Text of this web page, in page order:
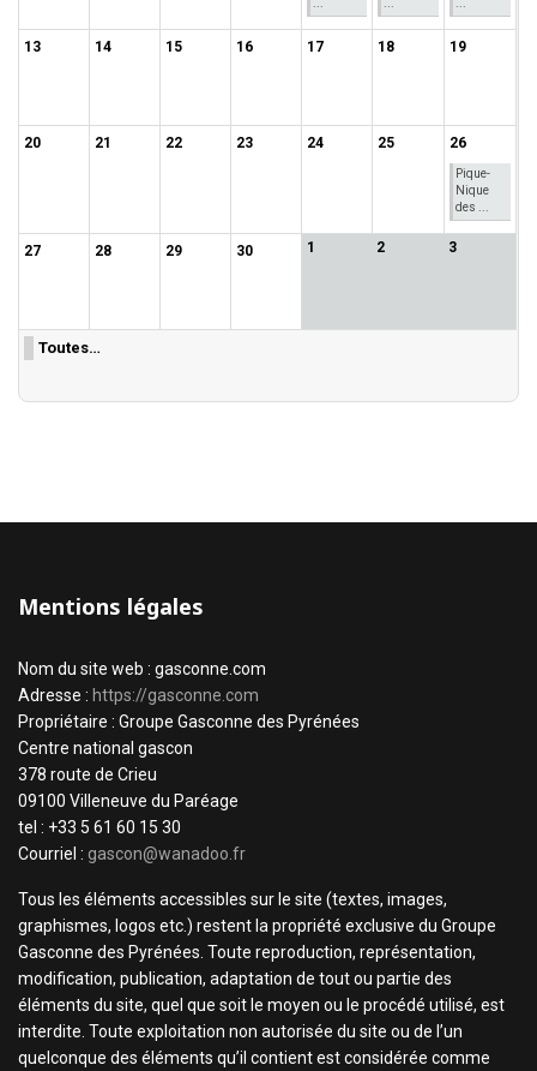
13 14 15 16 17 18 19
20 21 22 23 24 25 26
Pique-
Nique
des ...
27 28 29 30 1 2 3
Toutes…
Mentions légales
Nom du site web : gasconne.com
Adresse : https://gasconne.com
Propriétaire : Groupe Gasconne des Pyrénées
Centre national gascon
378 route de Crieu
09100 Villeneuve du Paréage
tel : +33 5 61 60 15 30
Courriel : gascon@wanadoo.fr
Tous les éléments accessibles sur le site (textes, images,
graphismes, logos etc.) restent la propriété exclusive du Groupe
Gasconne des Pyrénées. Toute reproduction, représentation,
modification, publication, adaptation de tout ou partie des
éléments du site, quel que soit le moyen ou le procédé utilisé, est
interdite. Toute exploitation non autorisée du site ou de l’un
quelconque des éléments qu’il contient est considérée comme